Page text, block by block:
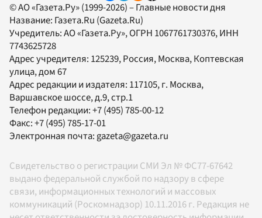
© АО «Газета.Ру» (1999-2026) – Главные новости дня
Название: Газета.Ru (Gazeta.Ru)
Учредитель:АО «Газета.Ру», ОГРН 1067761730376, ИНН
7743625728
Адрес учредителя: 125239, Россия, Москва, Коптевская
улица, дом 67
Адрес редакции и издателя: 117105, г. Москва,
Варшавское шоссе, д.9, стр.1
Телефон редакции:+7 (495) 785-00-12
Факс:+7 (495) 785-17-01
Электронная почта:gazeta@gazeta.ru
Свидетельство о регистрации СМИ Эл № ФС77-67642
выдано федеральной службой по надзору в сфере
связи, информационных технологий и массовых
коммуникаций (Роскомнадзор) 10.11.2016 г. Редакция не